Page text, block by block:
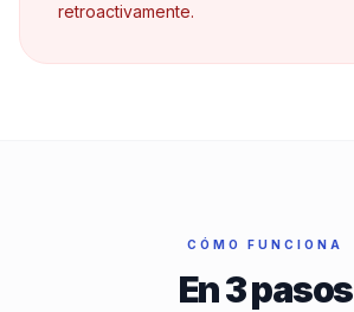
retroactivamente.
CÓMO FUNCIONA
En3pasos